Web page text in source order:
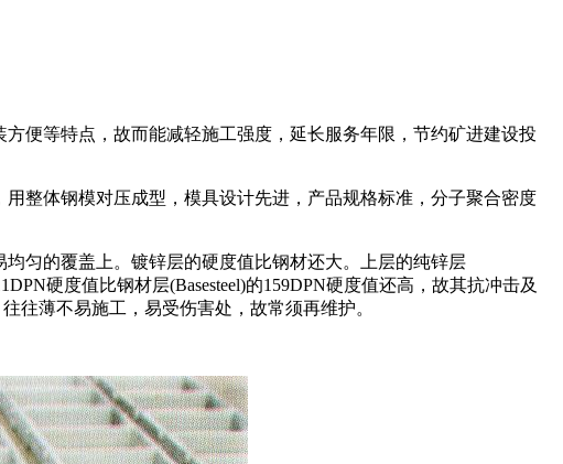
便等特点，故而能减轻施工强度，延长服务年限，节约矿进建设投
整体钢模对压成型，模具设计先进，产品规格标准，分子聚合密度
匀的覆盖上。镀锌层的硬度值比钢材还大。上层的纯锌层
硬度值比钢材层(Basesteel)的159DPN硬度值还高，故其抗冲击及
往薄不易施工，易受伤害处，故常须再维护。